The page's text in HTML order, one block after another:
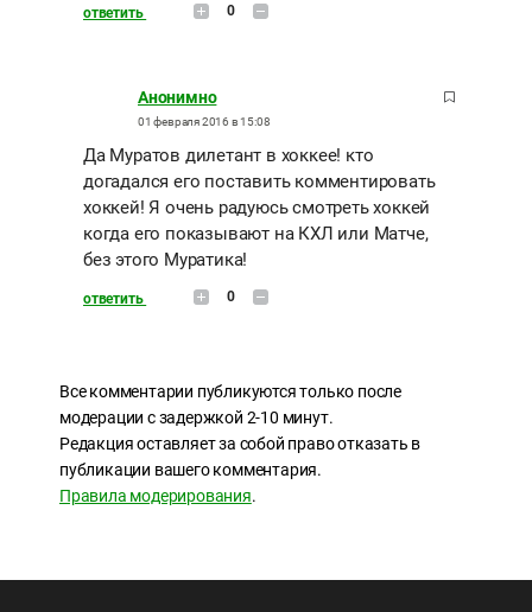
ответить 0
Анонимно
01 февраля 2016 в 15:08
Да Муратов дилетант в хоккее! кто
догадался его поставить комментировать
хоккей! Я очень радуюсь смотреть хоккей
когда его показывают на КХЛ или Матче,
без этого Муратика!
ответить 0
Все комментарии публикуются только после
модерации с задержкой 2-10 минут.
Редакция оставляет за собой право отказать в
публикации вашего комментария.
Правила модерирования.